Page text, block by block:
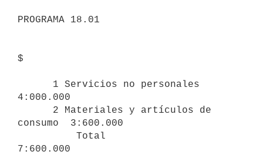
PROGRAMA 18.01
$
4:000.000
consumo  3:600.000
7:600.000